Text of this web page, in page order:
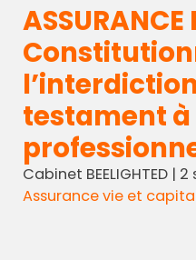
ASSURANCE
testament à
Cabinet BEELIGHTED| 2
Assurance vie et